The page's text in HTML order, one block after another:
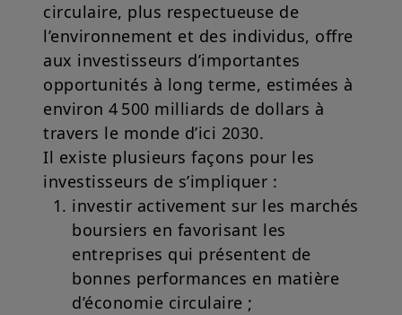
circulaire, plus respectueuse de
l’environnement et des individus, offre
aux investisseurs d’importantes
opportunités à long terme, estimées à
environ 4 500 milliards de dollars à
travers le monde d’ici 2030.
Il existe plusieurs façons pour les
investisseurs de s’impliquer :
investir activement sur les marchés
boursiers en favorisant les
entreprises qui présentent de
bonnes performances en matière
d’économie circulaire ;